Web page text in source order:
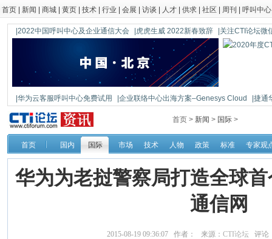
首页 新闻 商城 黄页 技术 行业 会展 访谈 人才 供求 社区 周刊 呼叫中心
|2022中国呼叫中心及企业通信大会 |虎虎生威 2022新春致辞 |关注CTI论坛微
|华为云客服呼叫中心免费试用 |企业联络中心出海方案–Genesys Cloud
|捷通
|鼎信通达新一代语音网关DAG1000-4S
首页 > 新闻 > 国际 >
首页 国内 国际 市场 技术 人物 政策 标准 专家观
华为为老挝警察局打造全球
通信网
2015-08-19 09:36:07 作者： 来源： CTI论坛 评论